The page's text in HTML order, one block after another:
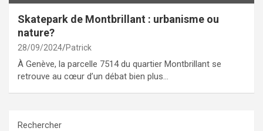
Skatepark de Montbrillant : urbanisme ou
nature?
28/09/2024 Patrick
À Genève, la parcelle 7514 du quartier Montbrillant se
retrouve au cœur d’un débat bien plus…
Rechercher